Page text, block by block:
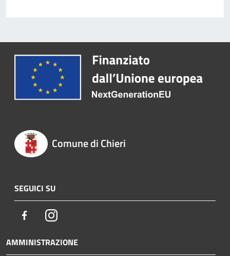
Comune di Chieri
SEGUICI SU
FacebookInstagram
AMMINISTRAZIONE